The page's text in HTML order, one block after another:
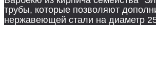
трубы, которые позволяют
нержавеющей стали на диаметр